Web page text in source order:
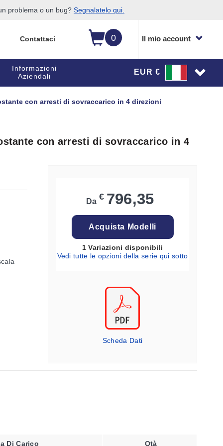
problema o un bug? Segnalatelo qui.
0 Il mio account
Contattaci
Informazioni
Aziendali
EUR €
con arresti di sovraccarico in 4 direzioni
con arresti di sovraccarico in 4
Da € 796,35
Acquista Modelli
1 Variazioni disponibili
Vedi tutte le opzioni della serie qui sotto
Scheda Dati
Di Carico Qtà